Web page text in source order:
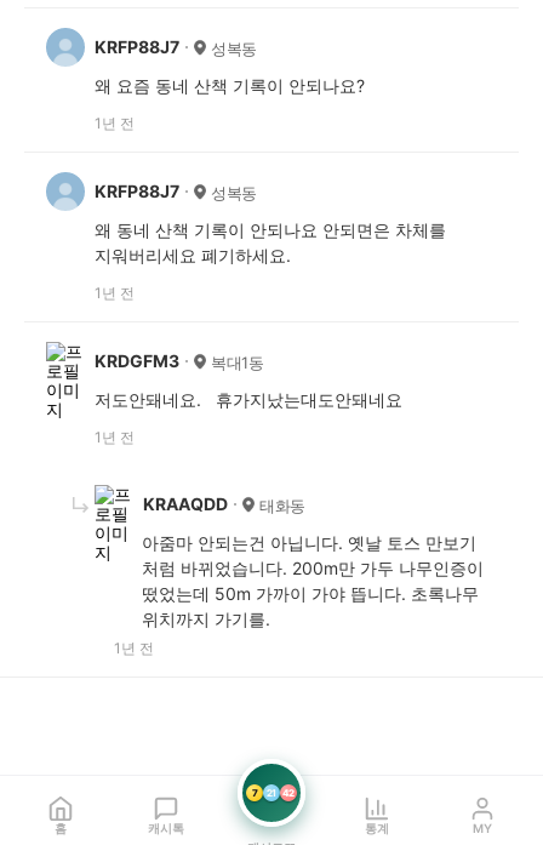
KRFP88J7 성복동
왜 요즘 동네 산책 기록이 안되나요?
1년 전
KRFP88J7 성복동
왜 동네 산책 기록이 안되나요 안되면은 차체를
지워버리세요 폐기하세요.
1년 전
KRDGFM3 복대1동
저도안돼네요. 휴가지났는대도안돼네요
1년 전
KRAAQDD 태화동
아줌마 안되는건 아닙니다. 옛날 토스 만보기
처럼 바뀌었습니다. 200m만 가두 나무인증이
떴었는데 50m 가까이 가야 뜹니다. 초록나무
위치까지 가기를.
1년 전
홈 캐시톡
7 21 42
통계 MY